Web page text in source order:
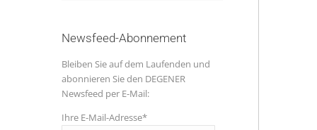
Newsfeed-Abonnement
Bleiben Sie auf dem Laufenden und
abonnieren Sie den DEGENER
Newsfeed per E-Mail:
Ihre E-Mail-Adresse*